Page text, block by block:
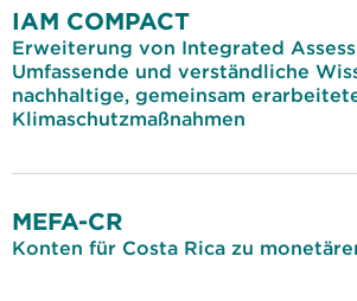
IAM COMPACT
Erweiterung von Integrated
Umfassende und verständliche
nachhaltige, gemeinsam
Klimaschutzmaßnahmen
MEFA-CR
Konten für Costa Rica zu